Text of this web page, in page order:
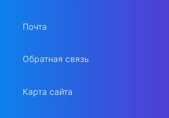
Почта
Обратная связь
Карта сайта